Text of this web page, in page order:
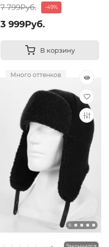
7 799Руб. -49%
3 999Руб.
В корзину
Много оттенков